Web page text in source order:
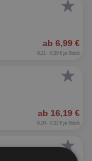
★
ab 6,99 €
0,21 - 0,39 € je Stück
★
ab 16,19 €
0,20 - 0,32 € je Stück
★